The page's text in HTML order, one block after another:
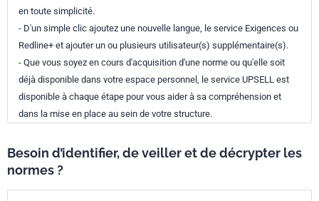
en toute simplicité.
- D'un simple clic ajoutez une nouvelle langue, le service Exigences ou
Redline+ et ajouter un ou plusieurs utilisateur(s) supplémentaire(s).
- Que vous soyez en cours d'acquisition d'une norme ou qu'elle soit
déjà disponible dans votre espace personnel, le service UPSELL est
disponible à chaque étape pour vous aider à sa compréhension et
dans la mise en place au sein de votre structure.
Besoin d’identifier, de veiller et de décrypter les
normes ?